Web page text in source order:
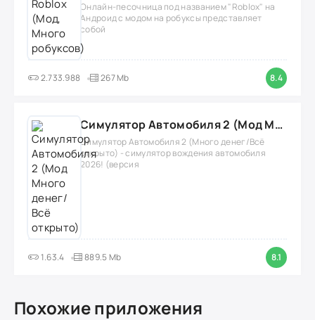
Онлайн-песочница под названием "Roblox" на
Андроид с модом на робуксы представляет
собой
2.733.988 267 Mb 8.4
Симулятор Автомобиля 2 (Мод Много денег/Всё открыто)
Симулятор Автомобиля 2 (Много денег/Всё
открыто) - симулятор вождения автомобиля
2026! (версия
1.63.4 889.5 Mb 8.1
Похожие приложения